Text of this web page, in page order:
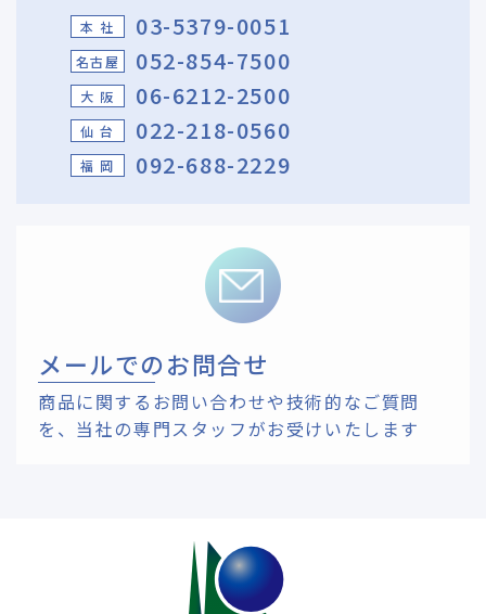
本 社 03-5379-0051
名古屋 052-854-7500
大 阪 06-6212-2500
仙 台 022-218-0560
福 岡 092-688-2229
メールでのお問合せ
商品に関するお問い合わせや技術的なご質問
を、 当社の専門スタッフがお受けいたします